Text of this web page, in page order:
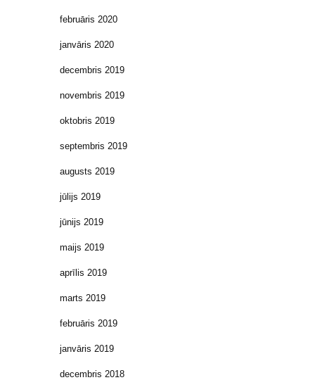
februāris 2020
janvāris 2020
decembris 2019
novembris 2019
oktobris 2019
septembris 2019
augusts 2019
jūlijs 2019
jūnijs 2019
maijs 2019
aprīlis 2019
marts 2019
februāris 2019
janvāris 2019
decembris 2018